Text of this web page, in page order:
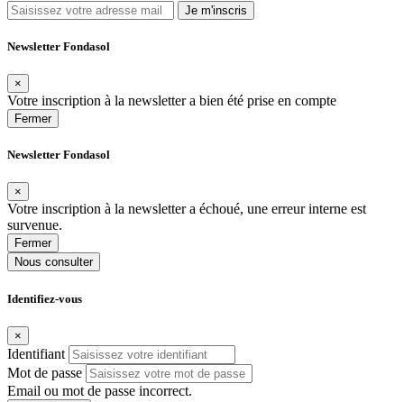
Je m'inscris
Newsletter Fondasol
×
Votre inscription à la newsletter a bien été prise en compte
Fermer
Newsletter Fondasol
×
Votre inscription à la newsletter a échoué, une erreur interne est
survenue.
Fermer
Nous consulter
Identifiez-vous
×
Identifiant
Mot de passe
Email ou mot de passe incorrect.